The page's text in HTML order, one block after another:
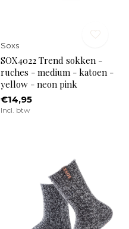
Soxs
SOX4022 Trend sokken -
ruches - medium - katoen -
yellow - neon pink
€14,95
Incl. btw